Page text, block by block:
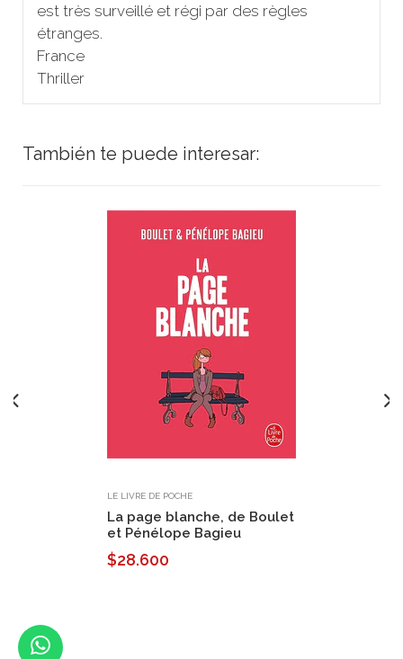
est très surveillé et régi par des règles
étranges.
France
Thriller
También te puede interesar:
LE LIVRE DE POCHE
La page blanche, de Boulet
et Pénélope Bagieu
$28.600